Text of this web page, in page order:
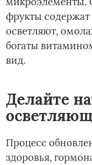
фрукты
осветляют,
богаты
вид.
Делайте
Процесс
здоровья,